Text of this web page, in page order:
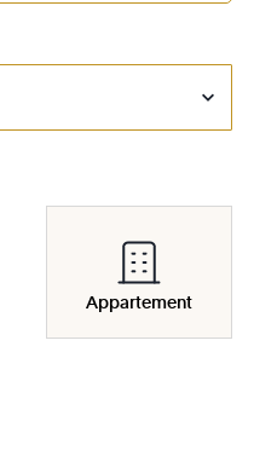
Appartement